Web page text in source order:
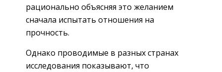
рационально объясняя это желанием
сначала испытать отношения на
прочность.
Однако проводимые в разных странах
исследования показывают, что